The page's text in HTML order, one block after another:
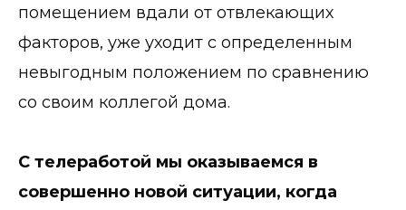
помещением вдали от отвлекающих
факторов, уже уходит с определенным
невыгодным положением по сравнению
со своим коллегой дома.
С телеработой мы оказываемся в
совершенно новой ситуации, когда